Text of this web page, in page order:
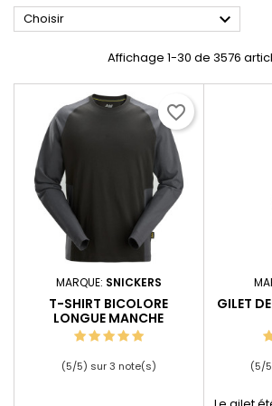
Choisir 
Affichage 1-30 de 3576
MARQUE: SNICKERS
T-SHIRT BICOLORE
LONGUE MANCHE
(5/5) sur3 note(s)
favorite_border
GILET
(5/5